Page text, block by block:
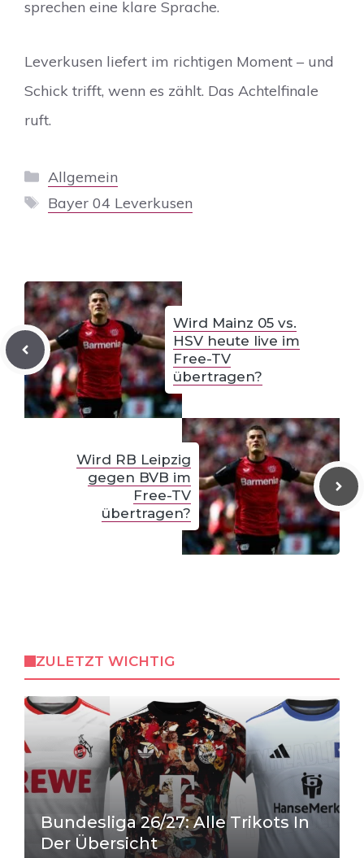
sprechen eine klare Sprache.
Leverkusen liefert im richtigen Moment – und
Schick trifft, wenn es zählt. Das Achtelfinale
ruft.
Kategorien
Allgemein
Schlagwörter
Bayer 04 Leverkusen
Wird Mainz 05 vs.
HSV heute live im
Free-TV
übertragen?
Wird RB Leipzig
gegen BVB im
Free-TV
übertragen?
ZULETZT WICHTIG
Bundesliga 26/27: Alle Trikots In
Der Übersicht